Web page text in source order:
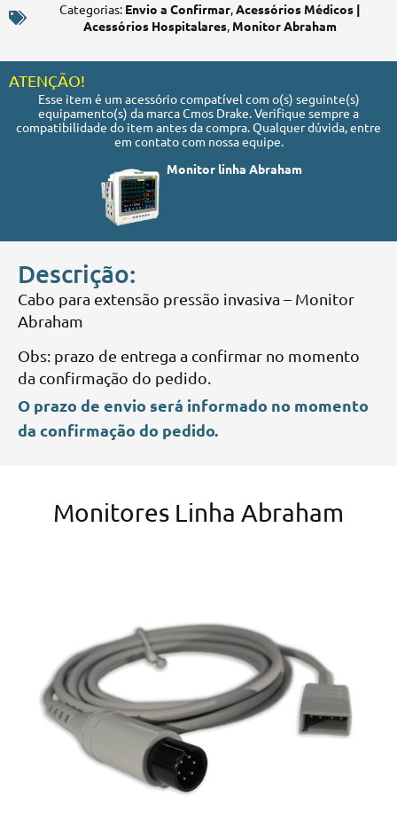
Categorias: Envio a Confirmar,Acessórios Médicos |
Acessórios Hospitalares, Monitor Abraham
ATENÇÃO!
Esse item é um acessório compatível com o(s) seguinte(s)
equipamento(s) da marca Cmos Drake. Verifique sempre a
compatibilidade do item antes da compra. Qualquer dúvida, entre
em contato com nossa equipe.
Monitor linha Abraham
Descrição:
Cabo para extensão pressão invasiva – Monitor
Abraham
Obs: prazo de entrega a confirmar no momento
da confirmação do pedido.
O prazo de envio será informado no momento
da confirmação do pedido.
Monitores Linha Abraham